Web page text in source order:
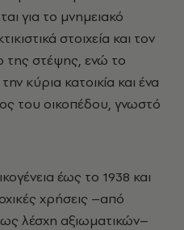
για το μνημειακό
στοιχεία και τον
της στέψης, ενώ το
κύρια κατοικία και ένα
του οικοπέδου, γνωστό
έως το 1938 και
χρήσεις –από
λέσχη αξιωματικών–